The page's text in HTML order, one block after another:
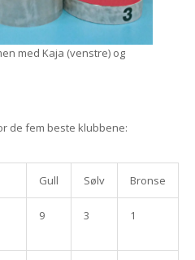
med Kaja (venstre) og
de fem beste klubbene:
Gull Sølv Bronse
9 3 1